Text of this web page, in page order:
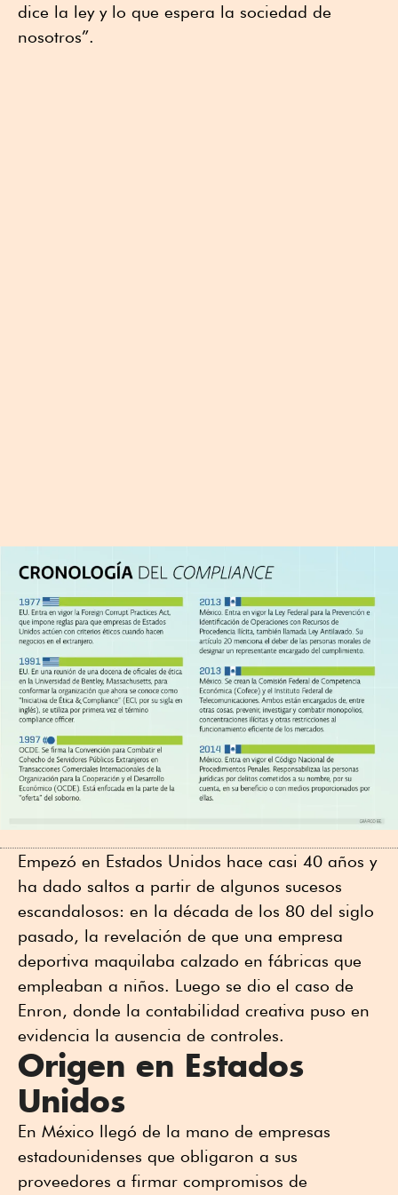
dice la ley y lo que espera la sociedad de
nosotros”.
Empezó en Estados Unidos hace casi 40 años y
ha dado saltos a partir de algunos sucesos
escandalosos: en la década de los 80 del siglo
pasado, la revelación de que una empresa
deportiva maquilaba calzado en fábricas que
empleaban a niños. Luego se dio el caso de
Enron, donde la contabilidad creativa puso en
evidencia la ausencia de controles.
Origen en Estados
Unidos
En México llegó de la mano de empresas
estadounidenses que obligaron a sus
proveedores a firmar compromisos de